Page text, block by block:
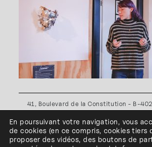
41, Boulevard de la Constitution - B-
Plan d'accès•Politique de
cookies•Conditions
l'ESA Saint-Luc Liège est
En poursuivant votre navigation, vous
de cookies (en ce compris, cookiestiers
proposer des vidéos, des boutons de